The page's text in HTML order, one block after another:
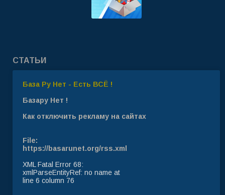
СТАТЬИ
База Ру Нет - Есть ВСЁ !
Базару Нет !
Как отключить рекламу на сайтах
File:
https://basarunet.org/rss.xml
XML Fatal Error 68:
xmlParseEntityRef: no name at
line 6 column 76